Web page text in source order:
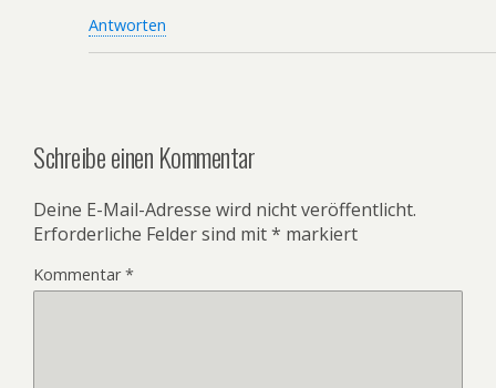
Antworten
Schreibe einen Kommentar
Deine E-Mail-Adresse wird nicht veröffentlicht.
Erforderliche Felder sind mit* markiert
Kommentar*